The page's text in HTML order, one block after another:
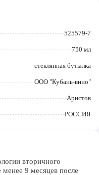
525579-7
750 мл
стеклянная бутылка
ООО "Кубань-вино"
Аристов
РОССИЯ
вторичного
9 месяцев после